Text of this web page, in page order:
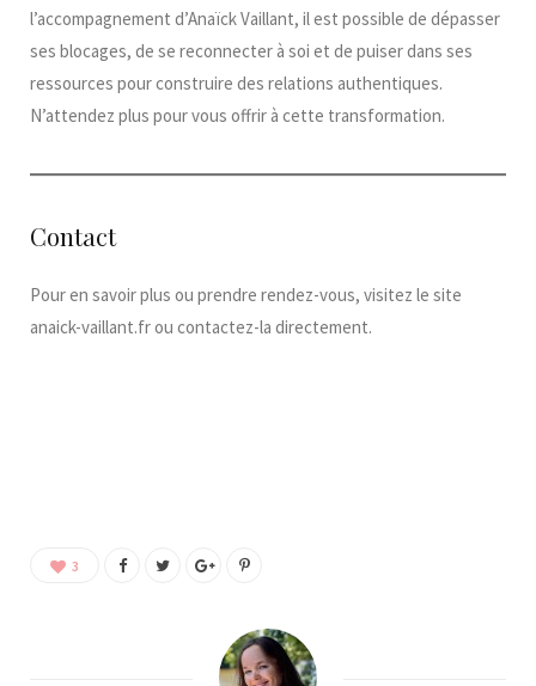
l’accompagnement d’Anaïck Vaillant, il est possible de dépasser
ses blocages, de se reconnecter à soi et de puiser dans ses
ressources pour construire des relations authentiques.
N’attendez plus pour vous offrir à cette transformation.​
Contact
Pour en savoir plus ou prendre rendez-vous, visitez le site
anaick-vaillant.fr ou contactez-la directement.
3